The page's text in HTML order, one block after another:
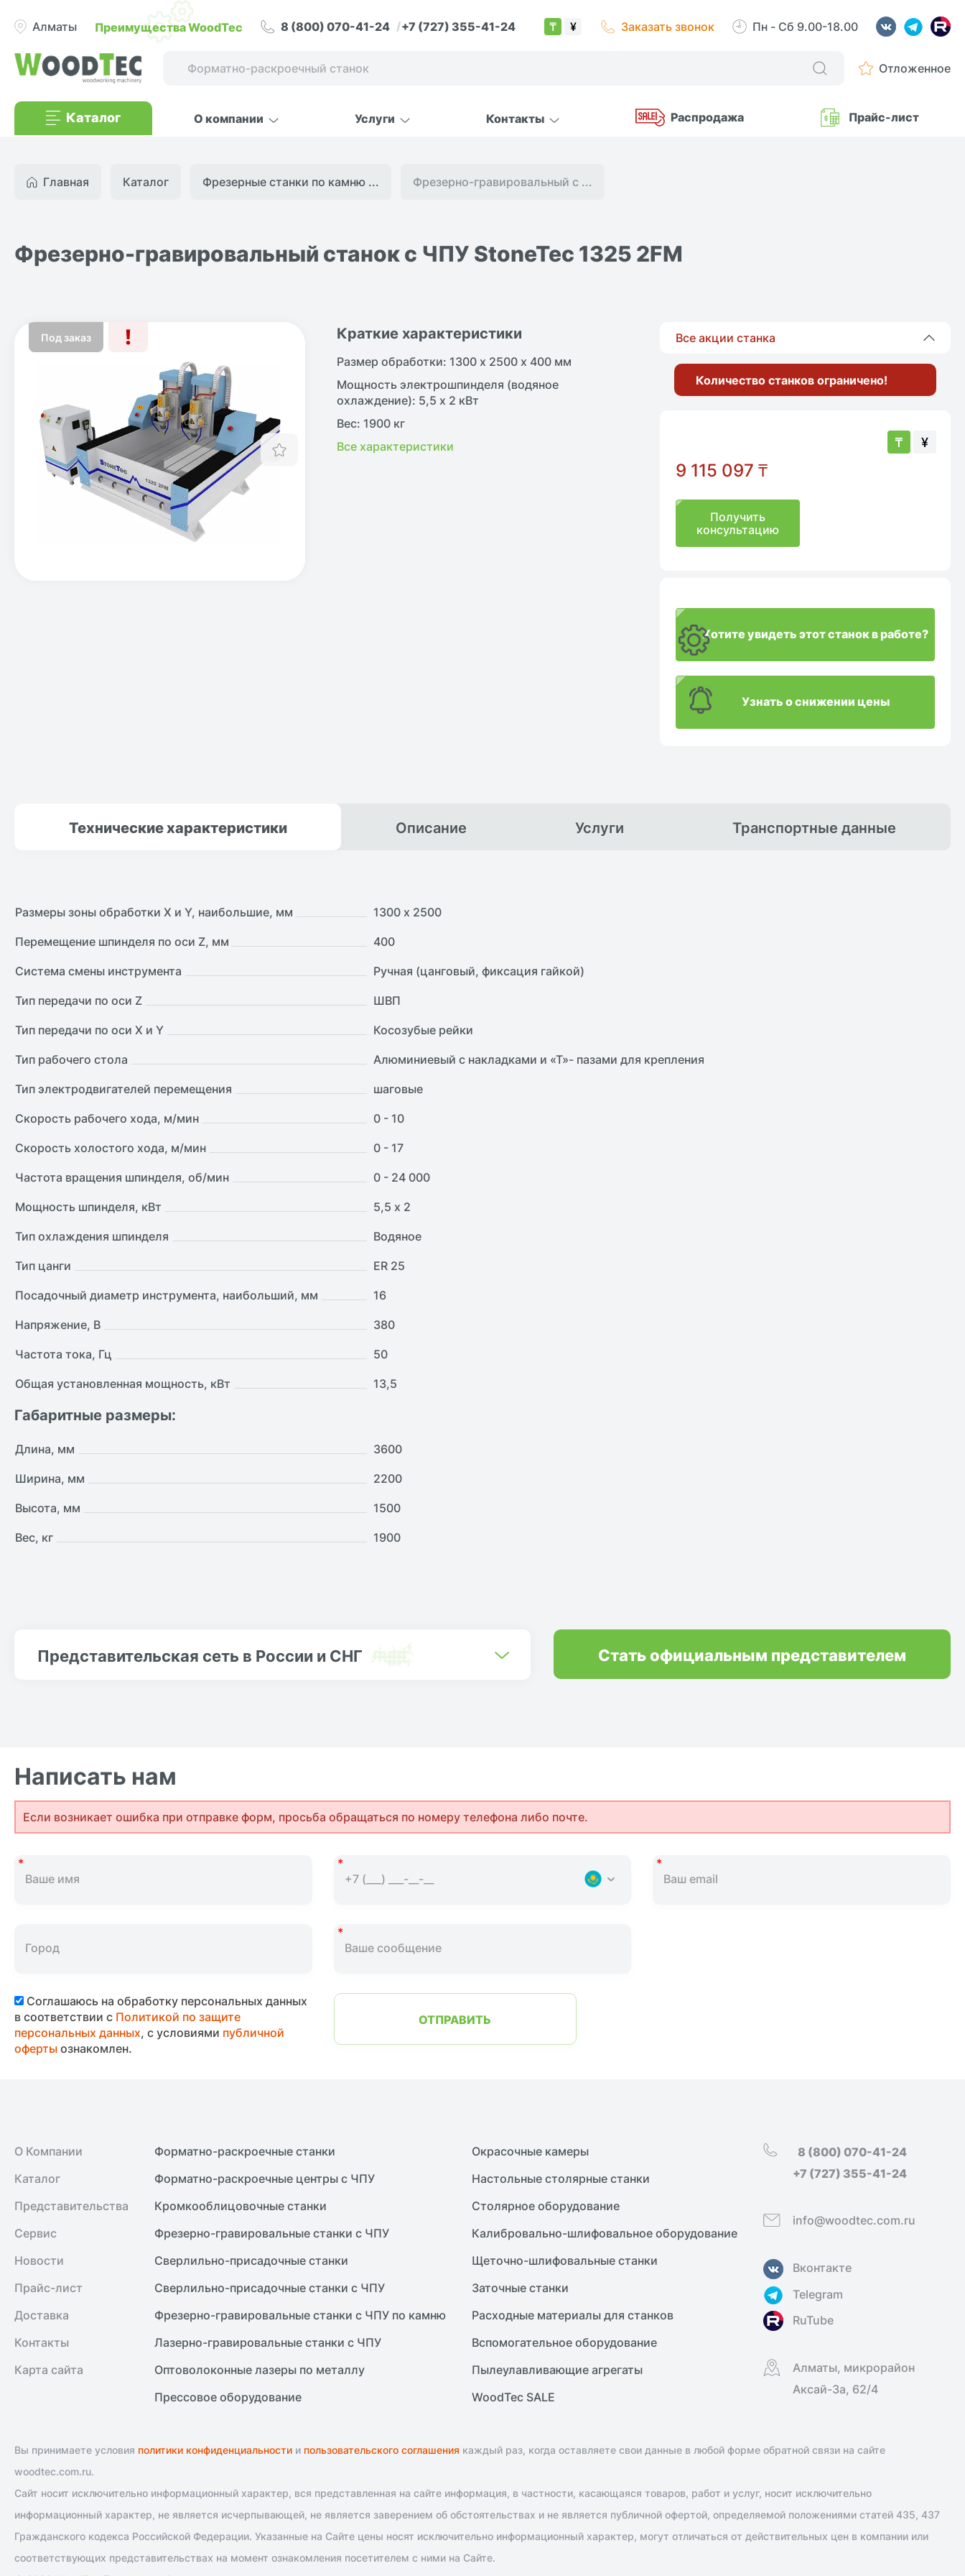
Алматы Преимущества WoodTec 8 (800) 070-41-24 +7 (727) 355-41-24 ₸ ¥ Заказать звонок Пн - Сб 9.00-18.00
Отложенное
Каталог О компании Услуги Контакты Распродажа Прайс-лист
Главная Каталог Фрезерные станки по камню ... Фрезерно-гравировальный с ...
Фрезерно-гравировальный станок с ЧПУ StoneTec 1325 2FM
Под заказ
Отложить
Краткие характеристики
Размер обработки: 1300 х 2500 х 400 мм
Мощность электрошпинделя (водяное
охлаждение): 5,5 х 2 кВт
Вес: 1900 кг
Все характеристики
Все акции станка
Количество станков ограничено!
₸ ¥
9 115 097 ₸
Получить
консультацию
Хотите увидеть этот станок в работе?
Узнать о снижении цены
Техническиехарактеристики Описание Услуги Транспортные данные
Размеры зоны обработки X и Y, наибольшие, мм
1300 х 2500
Перемещение шпинделя по оси Z, мм
400
Система смены инструмента
Ручная (цанговый, фиксация гайкой)
Тип передачи по оси Z
ШВП
Тип передачи по оси X и Y
Косозубые рейки
Тип рабочего стола
Алюминиевый с накладками и «Т»- пазами для крепления
Тип электродвигателей перемещения
шаговые
Скорость рабочего хода, м/мин
0 - 10
Скорость холостого хода, м/мин
0 - 17
Частота вращения шпинделя, об/мин
0 - 24 000
Мощность шпинделя, кВт
5,5 х 2
Тип охлаждения шпинделя
Водяное
Тип цанги
ER 25
Посадочный диаметр инструмента, наибольший, мм
16
Напряжение, В
380
Частота тока, Гц
50
Общая установленная мощность, кВт
13,5
Габаритные размеры:
Длина, мм
3600
Ширина, мм
2200
Высота, мм
1500
Вес, кг
1900
Представительская сеть в России и СНГ Стать официальным представителем
Написать нам
Если возникает ошибка при отправке форм, просьба обращаться по номеру телефона либо почте.
Соглашаюсь на обработку персональных данных
в соответствии с Политикой по защите
персональных данных, с условиями публичной
офертыознакомлен.
ОТПРАВИТЬ
О Компании
Каталог
Представительства
Сервис
Новости
Прайс-лист
Доставка
Контакты
Карта сайта
Форматно-раскроечные станки
Форматно-раскроечные центры с ЧПУ
Кромкооблицовочные cтанки
Фрезерно-гравировальные станки с ЧПУ
Сверлильно-присадочные станки
Сверлильно-присадочные станки с ЧПУ
Фрезерно-гравировальные станки с ЧПУ по камню
Лазерно-гравировальные станки с ЧПУ
Оптоволоконные лазеры по металлу
Прессовое оборудование
Окрасочные камеры
Настольные столярные станки
Столярное оборудование
Калибровально-шлифовальное оборудование
Щеточно-шлифовальные станки
Заточные станки
Расходные материалы для станков
Вспомогательное оборудование
Пылеулавливающие агрегаты
WoodTec SALE
8 (800) 070-41-24
+7 (727) 355-41-24
info@woodtec.com.ru
Вконтакте
Telegram
RuTube
Алматы, микрорайон
Аксай-3а, 62/4
Вы принимаете условия политики конфиденциальности и пользовательского соглашения каждый раз, когда оставляете свои данные в любой форме обратной связи на сайте
woodtec.com.ru.
Сайт носит исключительно информационный характер, вся представленная на сайте информация, в частности, касающаяся товаров, работ и услуг, носит исключительно
информационный характер, не является исчерпывающей, не является заверением об обстоятельствах и не является публичной офертой, определяемой положениями статей 435, 437
Гражданского кодекса Российской Федерации. Указанные на Сайте цены носят исключительно информационный характер, могут отличаться от действительных цен в компании или
соответствующих представительствах на момент ознакомления посетителем с ними на Сайте.